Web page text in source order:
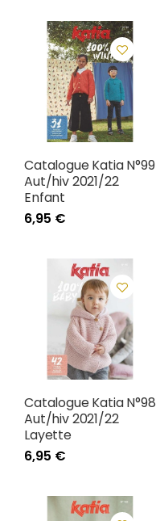
Catalogue Katia N°99
Aut/hiv 2021/22
Enfant
6,95 €
Catalogue Katia N°98
Aut/hiv 2021/22
Layette
6,95 €